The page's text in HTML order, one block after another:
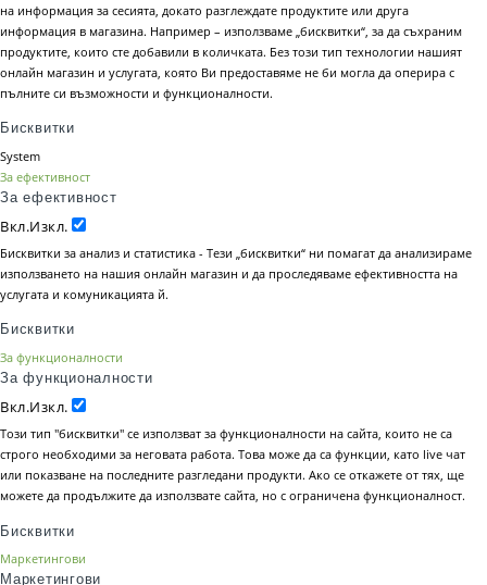
на информация за сесията, докато разглеждате продуктите или друга
информация в магазина. Например – използваме „бисквитки“, за да съхраним
продуктите, които сте добавили в количката. Без този тип технологии нашият
онлайн магазин и услугата, която Ви предоставяме не би могла да оперира с
пълните си възможности и функционалности.
Бисквитки
System
За ефективност
За ефективност
Вкл.Изкл.
Бисквитки за анализ и статистика - Тези „бисквитки“ ни помагат да анализираме
използването на нашия онлайн магазин и да проследяваме ефективността на
услугата и комуникацията й.
Бисквитки
За функционалности
За функционалности
Вкл.Изкл.
Този тип "бисквитки" се използват за функционалности на сайта, които не са
строго необходими за неговата работа. Това може да са функции, като live чат
или показване на последните разгледани продукти. Ако се откажете от тях, ще
можете да продължите да използвате сайта, но с ограничена функционалност.
Бисквитки
Маркетингови
Маркетингови